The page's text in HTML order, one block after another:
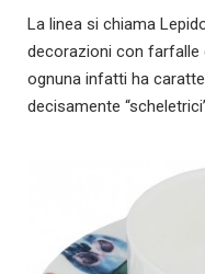
La linea si chiama
decorazioni con farfalle
ognuna infatti ha
decisamente